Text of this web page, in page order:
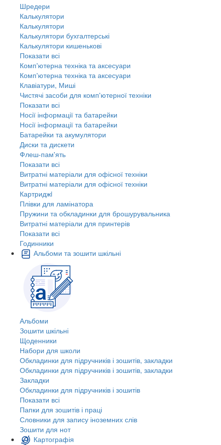
Шредери
Калькулятори
Калькулятори
Калькулятори бухгалтерські
Калькулятори кишенькові
Показати всі
Комп'ютерна техніка та аксесуари
Комп'ютерна техніка та аксесуари
Клавіатури, Миші
Чистячі засоби для комп'ютерної техніки
Показати всі
Носії інформації та батарейки
Носії інформації та батарейки
Батарейки та акумулятори
Диски та дискети
Флеш-пам'ять
Показати всі
Витратні матеріали для офісної техніки
Витратні матеріали для офісної техніки
Картриджi
Плівки для ламінатора
Пружини та обкладинки для брошурувальника
Витратні матеріали для принтерів
Показати всі
Годинники
Альбоми та зошити шкільні
Альбоми
Зошити шкільні
Щоденники
Набори для школи
Обкладинки для підручників і зошитів, закладки
Обкладинки для підручників і зошитів, закладки
Закладки
Обкладинки для підручників і зошитів
Показати всі
Папки для зошитів і праці
Словники для запису іноземних слів
Зошити для нот
Картографія